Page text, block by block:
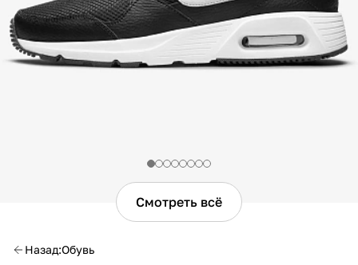
Смотреть всё
Назад Обувь